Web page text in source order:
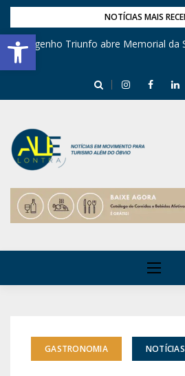
Barra de Ferramentas Aberta
NOTÍCIAS MAIS
Engenho Triunfo abre Memorial da
GASTRONOMIA NOTÍCIAS